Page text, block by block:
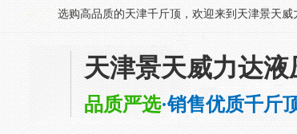
选购高品质的天津千斤顶，欢迎来到天津景天威
天津景天威力达液
品质严选·销售优质千斤